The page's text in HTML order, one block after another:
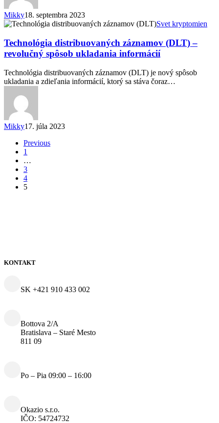
Mikky18. septembra 2023
Technológia
záznamov
(DLT)
–
spôsob
ukladania
informácií
Svet kryptomien
Technológia distribuovaných záznamov (DLT) –
revolučný spôsob ukladania informácií
Technológia distribuovaných záznamov (DLT) je nový spôsob
ukladania a zdieľania informácií, ktorý sa stáva čoraz…
Mikky17. júla 2023
Previous
1
…
3
4
5
KONTAKT
SK +421 910 433 002
Bottova 2/A
Bratislava – Staré Mesto
811 09
Po – Pia 09:00 – 16:00
Okazio s.r.o.
IČO: 54724732